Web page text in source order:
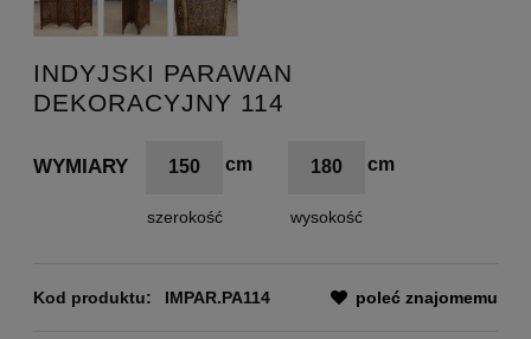
INDYJSKI PARAWAN
DEKORACYJNY 114
WYMIARY 150
szerokość
180
wysokość
Kod produktu: IMPAR.PA114 poleć znajomemu